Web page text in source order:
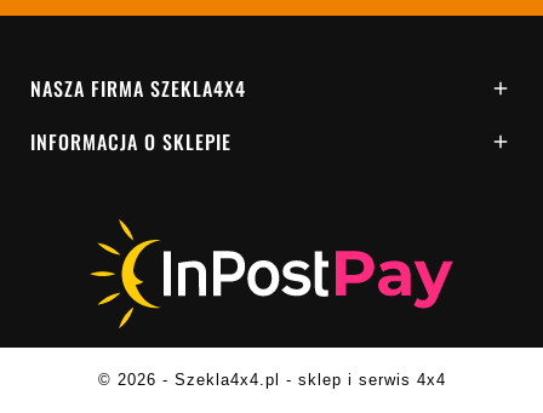
NASZA FIRMA SZEKLA4X4 
INFORMACJA O SKLEPIE 
© 2026 - Szekla4x4.pl - sklep i serwis 4x4